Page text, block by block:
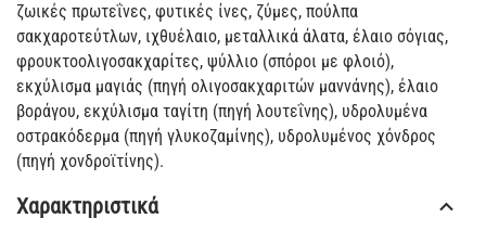
ζωικές πρωτεΐνες, φυτικές ίνες, ζύμες, πούλπα
σακχαροτεύτλων, ιχθυέλαιο, μεταλλικά άλατα, έλαιο σόγιας,
φρουκτοολιγοσακχαρίτες, ψύλλιο (σπόροι με φλοιό),
εκχύλισμα μαγιάς (πηγή ολιγοσακχαριτών μαννάνης), έλαιο
βοράγου, εκχύλισμα ταγίτη (πηγή λουτεΐνης), υδρολυμένα
οστρακόδερμα (πηγή γλυκοζαμίνης), υδρολυμένος χόνδρος
(πηγή χονδροϊτίνης).
Χαρακτηριστικά